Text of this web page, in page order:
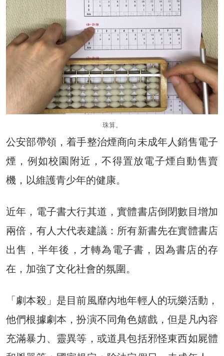
珠算。
公安部帶領，着手整治煙商向未成年人銷售電子
煙，例如校園附近，不得置放電子煙自動售賣
機，以維護青少年的健康。
近年，電子書大行其道，實體書店倒閉數目增加
兩倍，有人大代表建議：所有新書先在實體書店
出售，半年後，才轉為電子書，因為書店的存
在，加強了文化社會的氛圍。
「劇本殺」是目前風靡內地年輕人的玩樂活動，
他們根據劇本，扮演不同角色嬉戲，但是凡內容
充滿暴力、靈異等，或道具包括邪怪東西如屍體